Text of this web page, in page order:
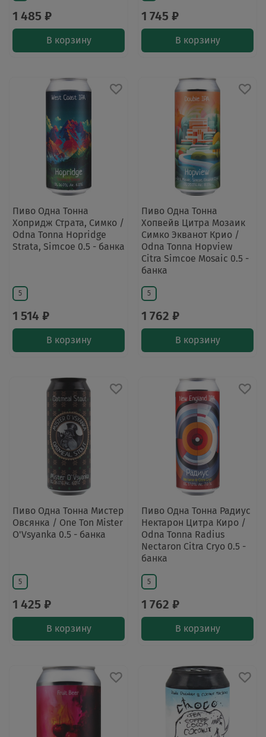
1 485 ₽
В корзину
1 745 ₽
В корзину
Пиво Одна Тонна
Хопридж Страта, Симко /
Odna Tonna Hopridge
Strata, Simcoe 0.5 - банка
5
1 514 ₽
В корзину
Пиво Одна Тонна
Хопвейв Цитра Мозаик
Симко Экванот Крио /
Odna Tonna Hopview
Citra Simcoe Mosaic 0.5 -
банка
5
1 762 ₽
В корзину
Пиво Одна Тонна Мистер
Овсянка / One Ton Mister
O'Vsyanka 0.5 - банка
5
1 425 ₽
В корзину
Пиво Одна Тонна Радиус
Нектарон Цитра Киро /
Odna Tonna Radius
Nectaron Citra Cryo 0.5 -
банка
5
1 762 ₽
В корзину